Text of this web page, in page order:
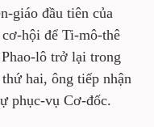
giáo đầu tiên của
hội để Ti-mô-thê
lô trở lại trong
hai, ông tiếp nhận
phục-vụ Cơ-đốc.